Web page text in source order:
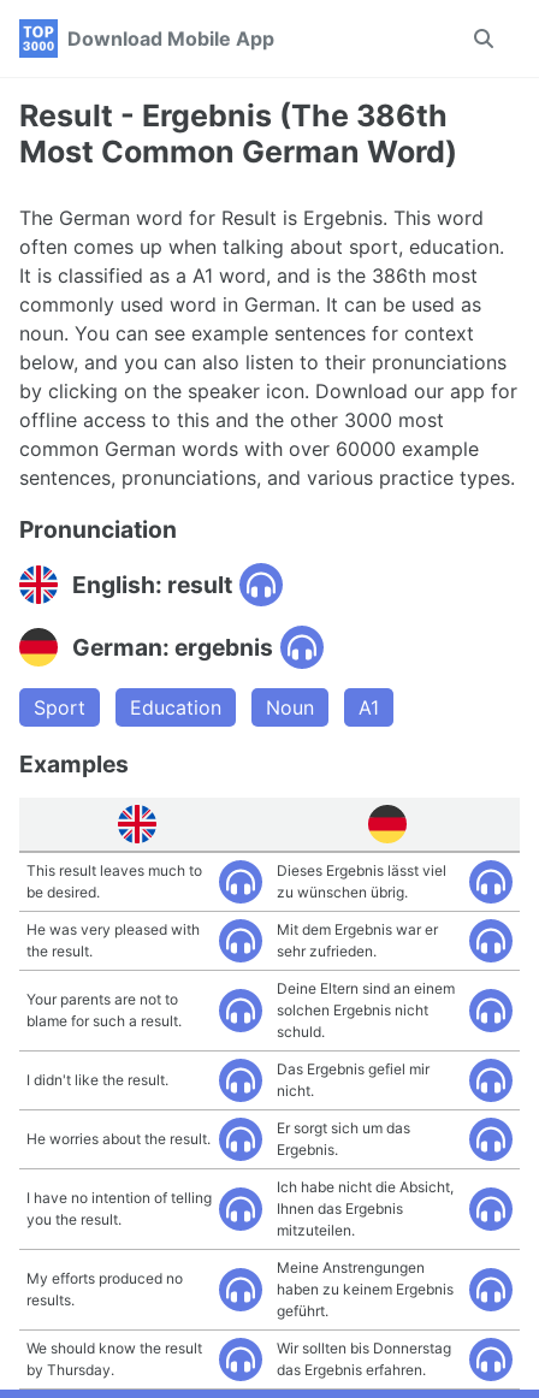
Skip
navigation
Skip
Skip
Download Mobile App
Toggle
Result - Ergebnis (The 386th
Most Common German Word)
The German word for Result is Ergebnis. This word
often comes up when talking about sport, education.
It is classified as a A1 word, and is the 386th most
commonly used word in German. It can be used as
noun. You can see example sentences for context
below, and you can also listen to their pronunciations
by clicking on the speaker icon. Download our app for
offline access to this and the other 3000 most
common German words with over 60000 example
sentences, pronunciations, and various practice types.
Pronunciation
English: result
German: ergebnis
Sport Education Noun A1
Examples
This result leaves much to
be desired.
Dieses Ergebnis lässt viel
zu wünschen übrig.
He was very pleased with
the result.
Mit dem Ergebnis war er
sehr zufrieden.
Your parents are not to
blame for such a result.
Deine Eltern sind an einem
solchen Ergebnis nicht
schuld.
I didn't like the result.
Das Ergebnis gefiel mir
nicht.
He worries about the result.
Er sorgt sich um das
Ergebnis.
I have no intention of telling
you the result.
Ich habe nicht die Absicht,
Ihnen das Ergebnis
mitzuteilen.
My efforts produced no
results.
Meine Anstrengungen
haben zu keinem Ergebnis
geführt.
We should know the result
by Thursday.
Wir sollten bis Donnerstag
das Ergebnis erfahren.